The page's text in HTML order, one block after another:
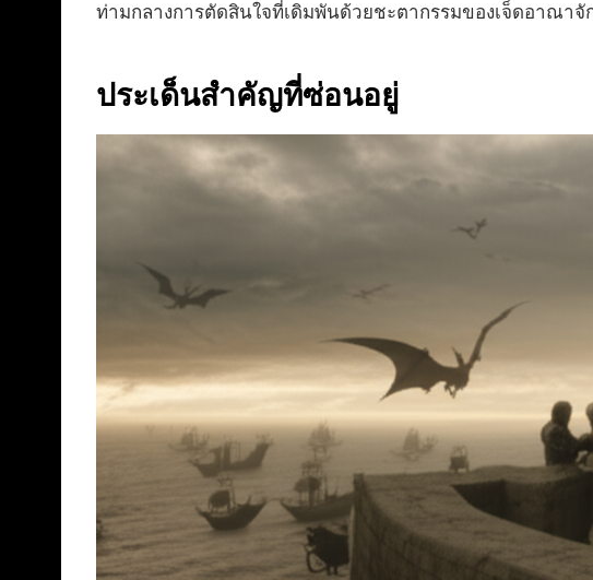
ท่ามกลางการตัดสินใจที่เดิมพันด้วยชะตากรรมของเจ็ดอาณาจั
ประเด็นสำคัญที่ซ่อนอยู่